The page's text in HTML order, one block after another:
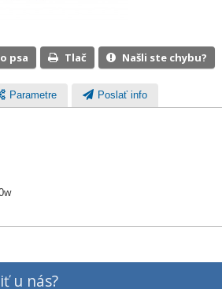
psa Tlač Našli ste chybu?
Parametre Poslať info
u nás?